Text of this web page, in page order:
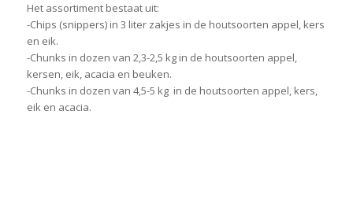
Het assortiment bestaat uit:
-Chips (snippers) in 3 liter zakjes in de houtsoorten appel, kers
en eik.
-Chunks in dozen van 2,3-2,5 kg in de houtsoorten appel,
kersen, eik, acacia en beuken.
-Chunks in dozen van 4,5-5 kg in de houtsoorten appel, kers,
eik en acacia.